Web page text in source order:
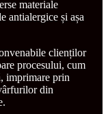
materiale
antialergice și așa
clienților
procesului, cum
imprimare prin
din